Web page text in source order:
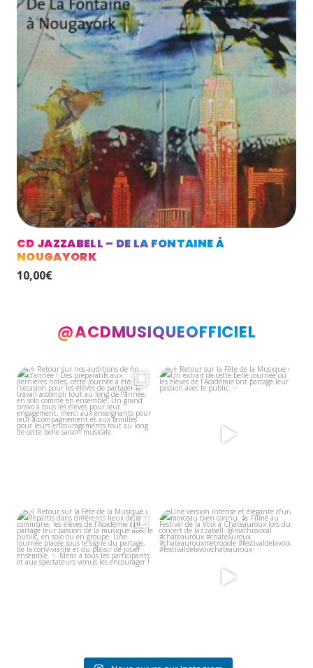
CD JAZZABELL – DE LA FONTAINE À
NOUGAYORK
10,00€
@ACDMUSIQUEOFFICIEL
🎶 Retour sur nos auditions de fin
d’année !
...
8 0
🎶 Retour sur la Fête de la Musique
!
🎶 Retour sur la Fête de la Musique
!
...
7 0
Une version intense et élégante
d’un morceau bien...
9 0